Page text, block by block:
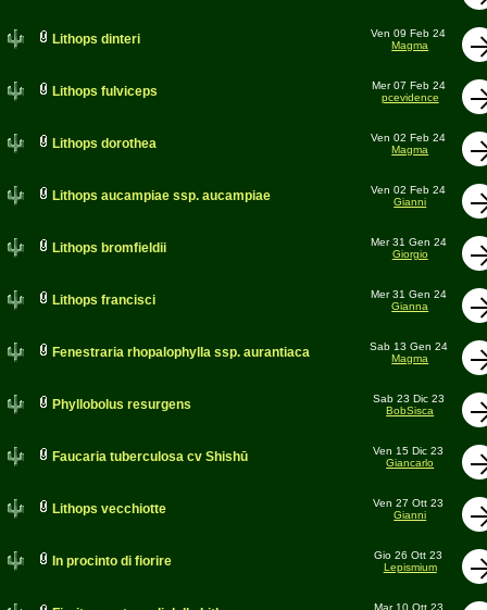
Lithops dinteri
Ven 09 Feb 24
Magma
Lithops fulviceps
Mer 07 Feb 24
pcevidence
Lithops dorothea
Ven 02 Feb 24
Magma
Lithops aucampiae ssp. aucampiae
Ven 02 Feb 24
Gianni
Lithops bromfieldii
Mer 31 Gen 24
Giorgio
Lithops francisci
Mer 31 Gen 24
Gianna
Fenestraria rhopalophylla ssp. aurantiaca
Sab 13 Gen 24
Magma
Phyllobolus resurgens
Sab 23 Dic 23
BobSisca
Faucaria tuberculosa cv Shishū
Ven 15 Dic 23
Giancarlo
Lithops vecchiotte
Ven 27 Ott 23
Gianni
In procinto di fiorire
Gio 26 Ott 23
Lepismium
Mar 10 Ott 23